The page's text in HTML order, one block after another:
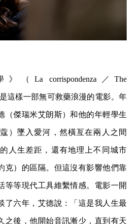
（La corrispondenza／The
是這樣一部無可救藥浪漫的電影。年
（傑瑞米艾朗斯）和他的年輕學生
）墜入愛河，然橫亙在兩人之間
人生差距，還有地理上不同城市
克）的區隔。但這沒有影響他們靠
等等現代工具維繫情感。電影一開
了六年，艾德說：「這是我人生最
之後，他開始音訊漸少，直到有天